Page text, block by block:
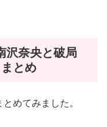
沢奈央と破局
とめ
めてみました。